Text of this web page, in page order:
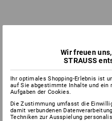
Wir freuen
STRAUSS
Ihr optimales Shopping-Erlebnis ist
auf Sie abgestimmte Inhalte und ein
Aufgaben der Cookies.
Die Zustimmung umfasst die
damit verbundenen
Techniken zur Ausspielung